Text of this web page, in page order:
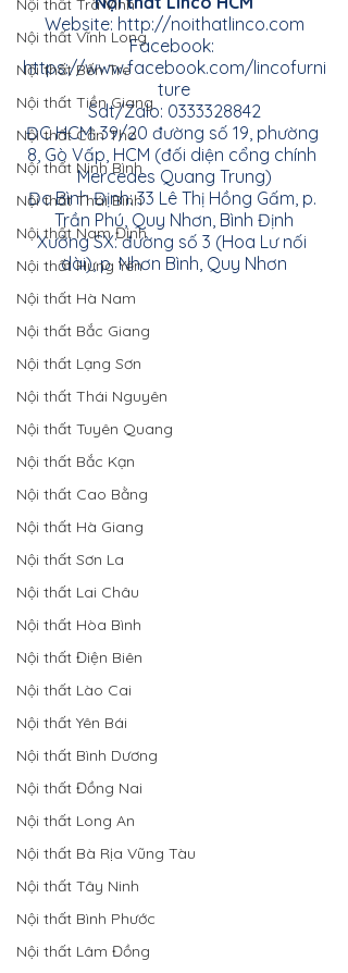
Nội thất Trà Vinh
Nội thất Vĩnh Long
Nội thất Bến Tre
Nội thất Tiền Giang
Nội thất Cần Thơ
Nội thất Ninh Bình
Nội thất Thái Bình
Nội thất Nam Định
Nội thất Hưng Yên
Nội thất Hà Nam
Nội thất Bắc Giang
Nội thất Lạng Sơn
Nội thất Thái Nguyên
Nội thất Tuyên Quang
Nội thất Bắc Kạn
Nội thất Cao Bằng
Nội thất Hà Giang
Nội thất Sơn La
Nội thất Lai Châu
Nội thất Hòa Bình
Nội thất Điện Biên
Nội thất Lào Cai
Nội thất Yên Bái
Nội thất Bình Dương
Nội thất Đồng Nai
Nội thất Long An
Nội thất Bà Rịa Vũng Tàu
Nội thất Tây Ninh
Nội thất Bình Phước
Nội thất Lâm Đồng
Website: http://noithatlinco.com
Facebook:
https://www.facebook.com/lincofurni
ture
Sdt/Zalo: 0333328842
ĐC HCM: 39/20 đường số 19, phường
8, Gò Vấp, HCM (đối diện cổng chính
Mercedes Quang Trung)
Đc Bình Định: 33 Lê Thị Hồng Gấm, p.
Trần Phú, Quy Nhơn, Bình Định
Xưởng SX: đường số 3 (Hoa Lư nối
dài), p. Nhơn Bình, Quy Nhơn